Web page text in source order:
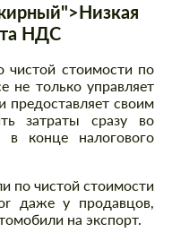
НДС
стоимости по
не только управляет
своим
затраты сразу во
конце налогового
по чистой стоимости
даже у продавцов,
на экспорт.